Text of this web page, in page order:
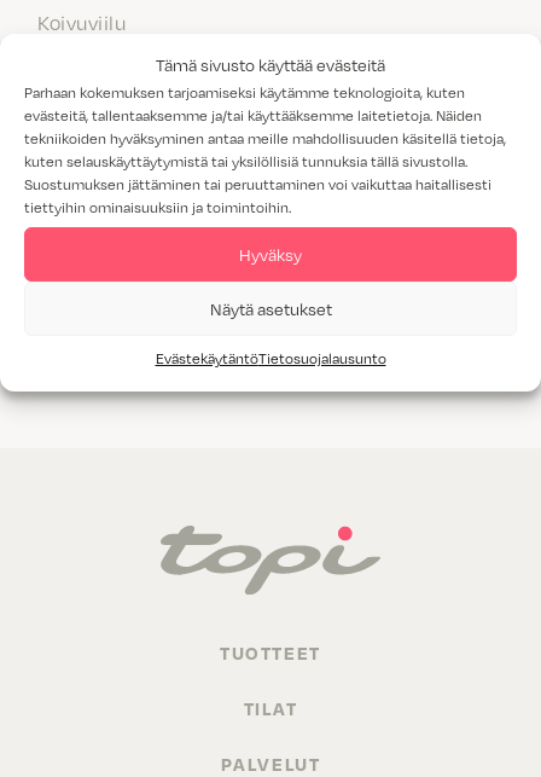
Tämä sivusto käyttää evästeitä
Parhaan kokemuksen tarjoamiseksi käytämme teknologioita, kuten
evästeitä, tallentaaksemme ja/tai käyttääksemme laitetietoja. Näiden
tekniikoiden hyväksyminen antaa meille mahdollisuuden käsitellä tietoja,
kuten selauskäyttäytymistä tai yksilöllisiä tunnuksia tällä sivustolla.
Suostumuksen jättäminen tai peruuttaminen voi vaikuttaa haitallisesti
tiettyihin ominaisuuksiin ja toimintoihin.
Hyväksy
Näytä asetukset
EvästekäytäntöTietosuojalausunto
Koivuviilu
Maalattu MDF
Massiivipuu
Melamiini
Tammiviilu
Valitettavasti annetuilla hakukriteereillä ei löytynyt yhtään
TUOTTEET
TILAT
PALVELUT